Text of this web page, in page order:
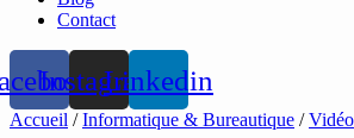
Contact
InstagramLinkedin
Accueil /Informatique & Bureautique /